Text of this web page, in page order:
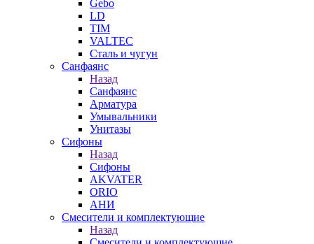
Gebo
LD
TIM
VALTEC
Сталь и чугун
Санфаянс
Назад
Санфаянс
Арматура
Умывальники
Унитазы
Сифоны
Назад
Сифоны
AKVATER
ORIO
АНИ
Смесители и комплектующие
Назад